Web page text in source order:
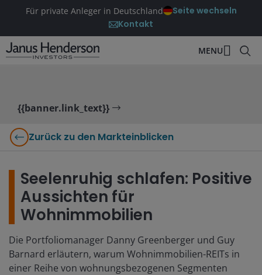
Für private Anleger in Deutschland
Seite wechseln
Kontakt
MENU
{{banner.link_text}}
Zurück zu den Markteinblicken
Seelenruhig schlafen: Positive
Aussichten für
Wohnimmobilien
Die Portfoliomanager Danny Greenberger und Guy
Barnard erläutern, warum Wohnimmobilien-REITs in
einer Reihe von wohnungsbezogenen Segmenten